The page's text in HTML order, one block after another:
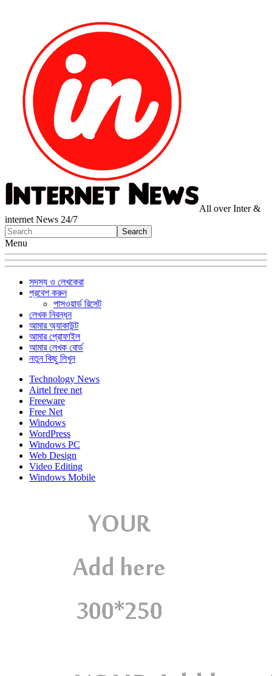
All over Inter &
internet News 24/7
Menu
সদস্য ও লেখকেরা
প্রবেশ করুন
পাসওয়ার্ড রিসেট
লেখক নিবন্ধন
আমার অ্যাকাউন্ট
আমার প্রোফাইল
আমার লেখক বোর্ড
নতুন কিছু লিখুন
Technology News
Airtel free net
Freeware
Free Net
Windows
WordPress
Windows PC
Web Design
Video Editing
Windows Mobile